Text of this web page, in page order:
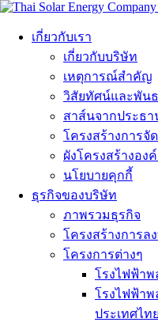
เกี่ยวกับเรา
เกี่ยวกับบริษัท
เหตุการณ์สำคัญ
วิสัยทัศน์และพัน
สาส์นจากประธา
โครงสร้างการจั
ผังโครงสร้างอง
นโยบายคุกกี้
ธุรกิจของบริษัท
ภาพรวมธุรกิจ
โครงสร้างการล
โครงการต่างๆ
โรงไฟฟ้าพ
โรงไฟฟ้า
ประเทศไทย